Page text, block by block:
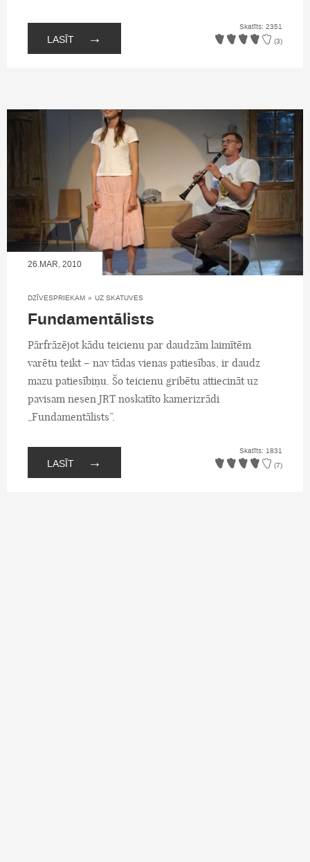
LASĪT →
Skatīts: 2351
(3)
26.MAR, 2010
DZĪVESPRIEKAM » UZ SKATUVES
Fundamentālists
Pārfrāzējot kādu teicienu par daudzām laimītēm
varētu teikt – nav tādas vienas patiesības, ir daudz
mazu patiesībiņu. Šo teicienu gribētu attiecināt uz
pavisam nesen JRT noskatīto kamerizrādi
„Fundamentālists”.
LASĪT →
Skatīts: 1831
(7)